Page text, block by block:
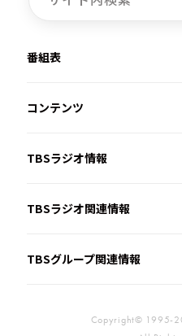
番組表
コンテンツ
TBSラジオ情報
TBSラジオ関連情報
TBSグループ関連情報
Copyright© 1995-